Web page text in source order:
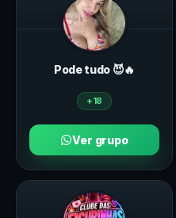
Pode tudo 😈🔥
+18
Ver grupo